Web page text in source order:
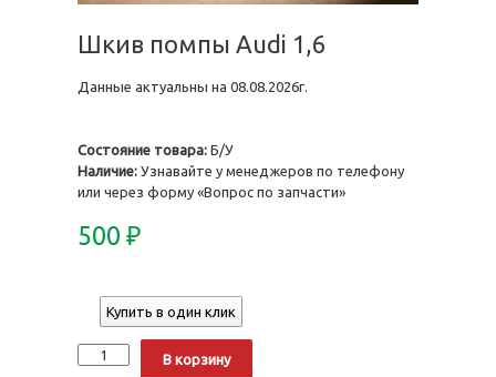
Шкив помпы Audi 1,6
Данные актуальны на 08.08.2026г.
Состояние товара: Б/У
Наличие: Узнавайте у менеджеров по телефону
или через форму «Вопрос по запчасти»
500 ₽
Купить в один клик
Количество
В корзину